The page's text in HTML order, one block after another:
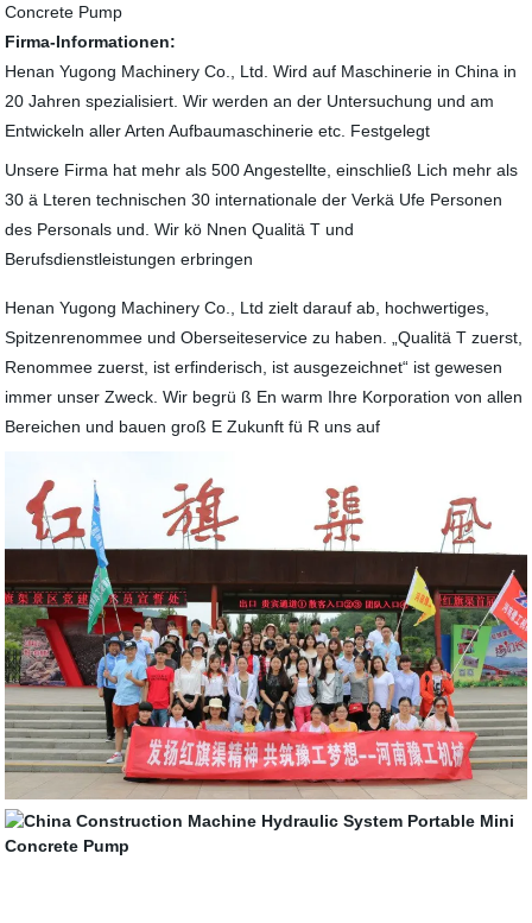
Firma-Informationen:
Henan Yugong Machinery Co., Ltd. Wird auf Maschinerie in China in
20 Jahren spezialisiert. Wir werden an der Untersuchung und am
Entwickeln aller Arten Aufbaumaschinerie etc. Festgelegt
Unsere Firma hat mehr als 500 Angestellte, einschließ Lich mehr als
30 ä Lteren technischen 30 internationale der Verkä Ufe Personen
des Personals und. Wir kö Nnen Qualitä T und
Berufsdienstleistungen erbringen
Henan Yugong Machinery Co., Ltd zielt darauf ab, hochwertiges,
Spitzenrenommee und Oberseiteservice zu haben. „Qualitä T zuerst,
Renommee zuerst, ist erfinderisch, ist ausgezeichnet“ ist gewesen
immer unser Zweck. Wir begrü ß En warm Ihre Korporation von allen
Bereichen und bauen groß E Zukunft fü R uns auf